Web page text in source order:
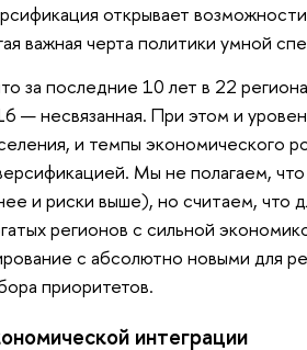
открывает
важная черта политики умной
за последние 10 лет в 22
— несвязанная. При этом и
и темпы экономического
Мы не полагаем, что
и риски выше), но считаем, что
регионов с сильной
с абсолютно новыми для
приоритетов.
интеграции